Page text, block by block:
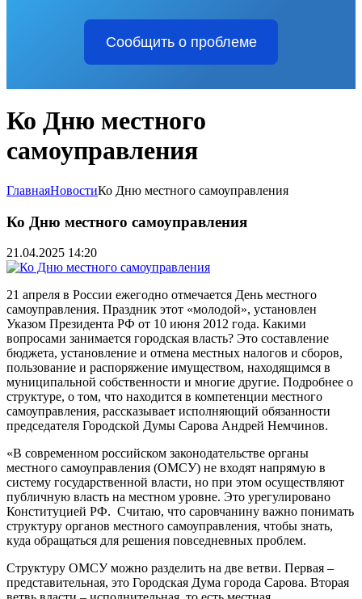
Сообщить о проблеме
Ко Дню местного
самоуправления
ГлавнаяНовостиКо Дню местного самоуправления
Ко Дню местного самоуправления
21.04.2025 14:20
21 апреля в России ежегодно отмечается День местного
самоуправления. Праздник этот «молодой», установлен
Указом Президента РФ от 10 июня 2012 года. Какими
вопросами занимается городская власть? Это составление
бюджета, установление и отмена местных налогов и сборов,
пользование и распоряжение имуществом, находящимся в
муниципальной собственности и многие другие. Подробнее о
структуре, о том, что находится в компетенции местного
самоуправления, рассказывает исполняющий обязанности
председателя Городской Думы Сарова Андрей Немчинов.
«В современном российском законодательстве органы
местного самоуправления (ОМСУ) не входят напрямую в
систему государственной власти, но при этом осуществляют
публичную власть на местном уровне. Это урегулировано
Конституцией РФ. Считаю, что саровчанину важно понимать
структуру органов местного самоуправления, чтобы знать,
куда обращаться для решения повседневных проблем.
Структуру ОМСУ можно разделить на две ветви. Первая –
представительная, это Городская Дума города Сарова. Вторая